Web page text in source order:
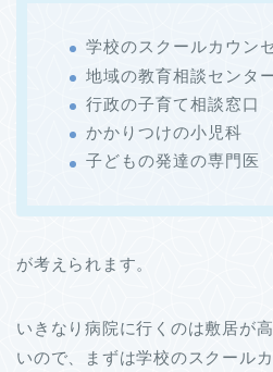
学校のスクールカウン
地域の教育相談センタ
行政の子育て相談窓口
かかりつけの小児科
子どもの発達の専門医
が考えられます。
いきなり病院に行くのは敷居が
いので、まずは学校のスクール